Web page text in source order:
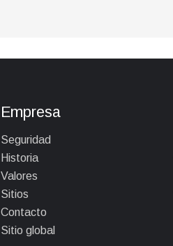
Empresa
Seguridad
Historia
Valores
Sitios
Contacto
Sitio global